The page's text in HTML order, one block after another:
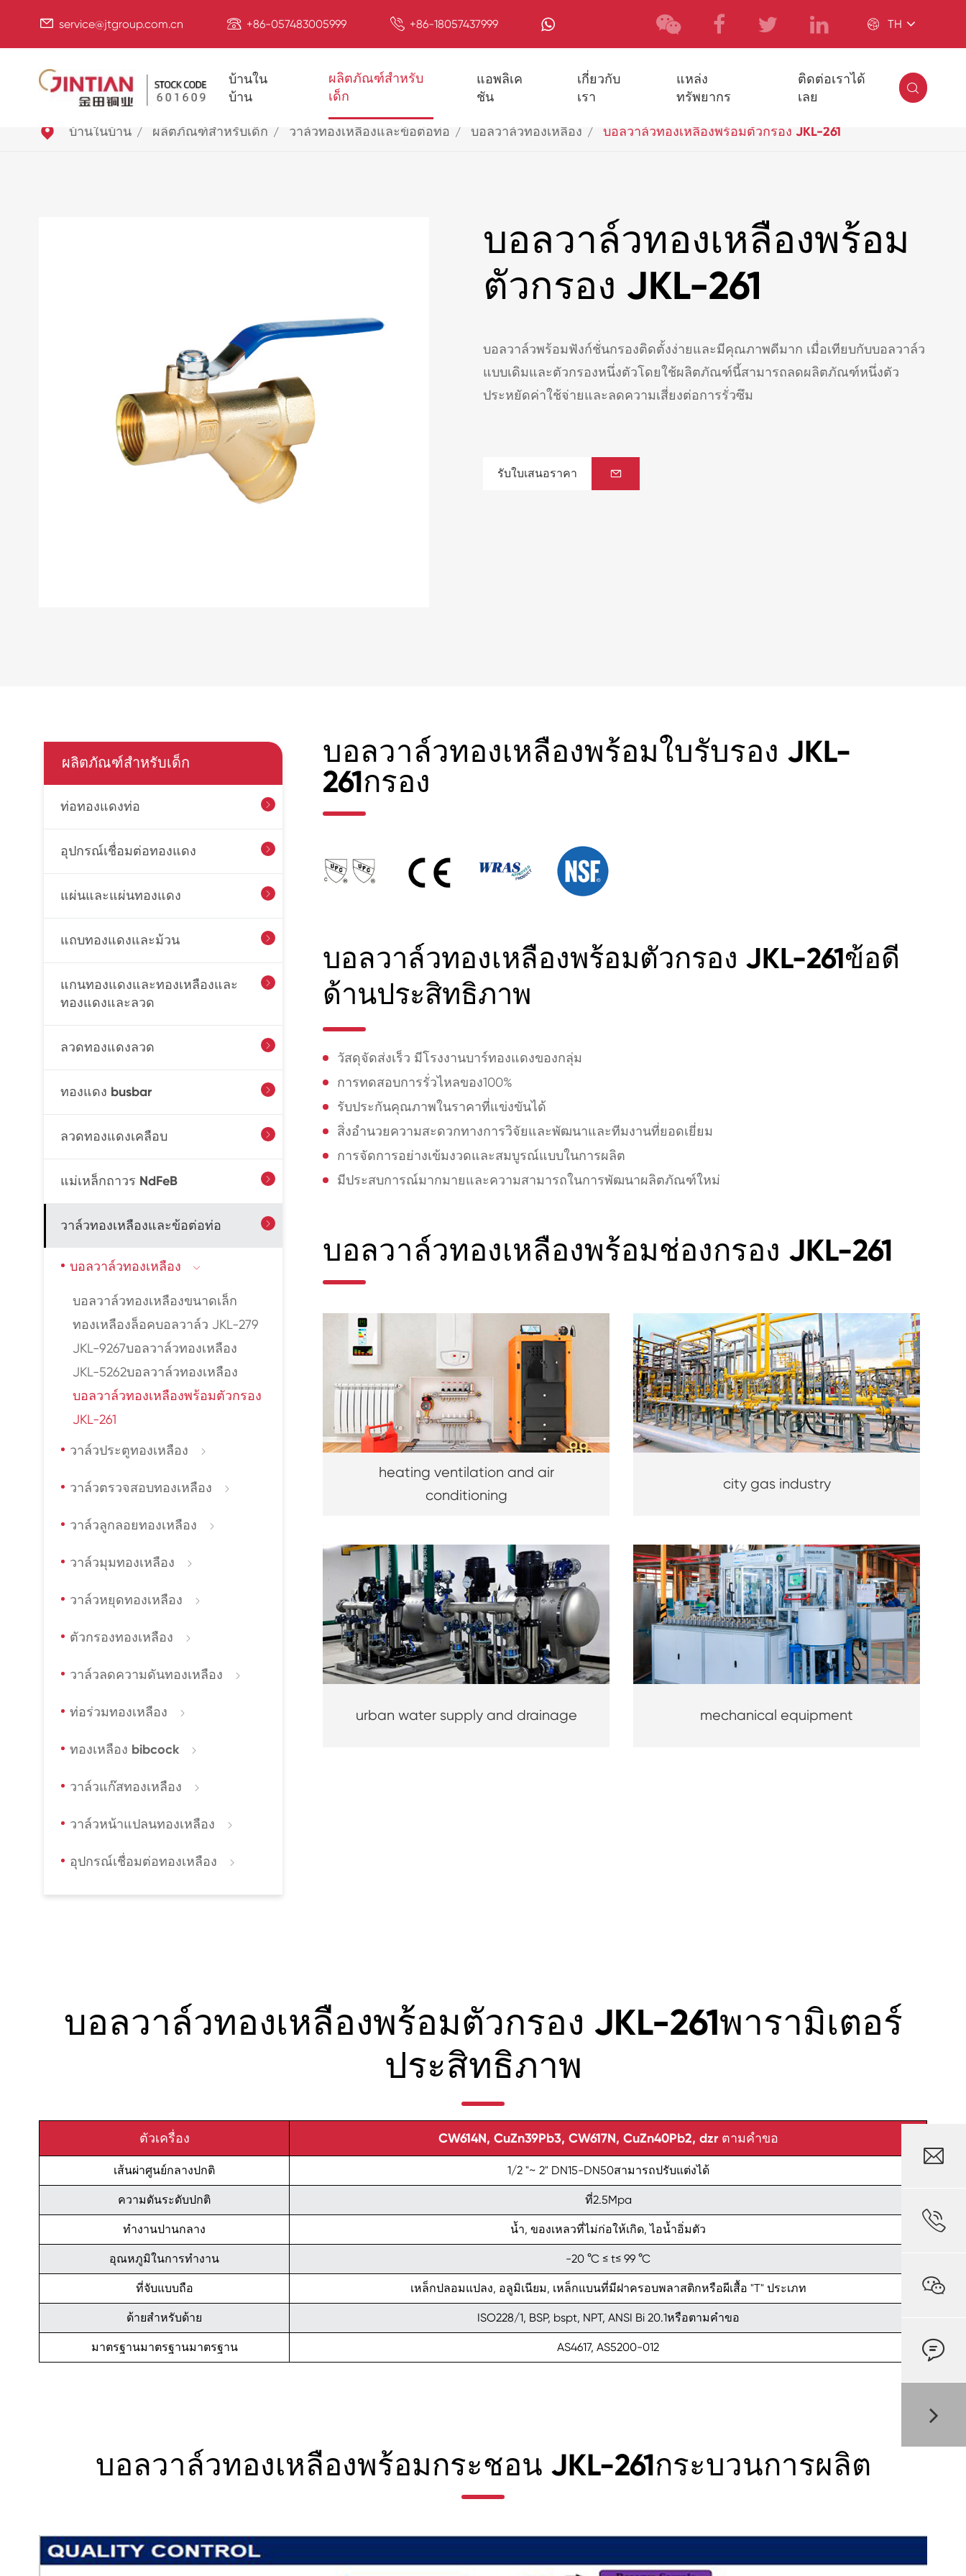
 service@jtgroup.com.cn  +86-057483005999  +86-18057437999  TH
บ้านใน
บ้าน
ผลิตภัณฑ์สำหรับ
เด็ก
แอพลิเค
ชัน
เกี่ยวกับ
เรา
แหล่ง
ทรัพยากร
ติดต่อเราได้
เลย

 บ้านในบ้าน ผลิตภัณฑ์สำหรับเด็ก วาล์วทองเหลืองและข้อต่อท่อ บอลวาล์วทองเหลือง บอลวาล์วทองเหลืองพร้อมตัวกรอง JKL-261
บอลวาล์วทองเหลืองพร้อม
ตัวกรอง JKL-261
บอลวาล์วพร้อมฟังก์ชั่นกรองติดตั้งง่ายและมีคุณภาพดีมาก เมื่อเทียบกับบอลวาล์ว
แบบเดิมและตัวกรองหนึ่งตัวโดยใช้ผลิตภัณฑ์นี้สามารถลดผลิตภัณฑ์หนึ่งตัว
ประหยัดค่าใช้จ่ายและลดความเสี่ยงต่อการรั่วซึม
รับใบเสนอราคา 
ผลิตภัณฑ์สำหรับเด็ก
ท่อทองแดงท่อ 
อุปกรณ์เชื่อมต่อทองแดง 
แผ่นและแผ่นทองแดง 
แถบทองแดงและม้วน 
แกนทองแดงและทองเหลืองและ
ทองแดงและลวด

ลวดทองแดงลวด 
ทองแดง busbar 
ลวดทองแดงเคลือบ 
แม่เหล็กถาวร NdFeB 
วาล์วทองเหลืองและข้อต่อท่อ 
บอลวาล์วทองเหลือง 
บอลวาล์วทองเหลืองขนาดเล็ก
ทองเหลืองล็อคบอลวาล์ว JKL-279
JKL-9267บอลวาล์วทองเหลือง
JKL-5262บอลวาล์วทองเหลือง
บอลวาล์วทองเหลืองพร้อมตัวกรอง
JKL-261
วาล์วประตูทองเหลือง 
วาล์วตรวจสอบทองเหลือง 
วาล์วลูกลอยทองเหลือง 
วาล์วมุมทองเหลือง 
วาล์วหยุดทองเหลือง 
ตัวกรองทองเหลือง 
วาล์วลดความดันทองเหลือง 
ท่อร่วมทองเหลือง 
ทองเหลือง bibcock 
วาล์วแก๊สทองเหลือง 
วาล์วหน้าแปลนทองเหลือง 
อุปกรณ์เชื่อมต่อทองเหลือง 
บอลวาล์วทองเหลืองพร้อมใบรับรอง JKL-
261กรอง
บอลวาล์วทองเหลืองพร้อมตัวกรอง JKL-261ข้อดี
ด้านประสิทธิภาพ
วัสดุจัดส่งเร็ว มีโรงงานบาร์ทองแดงของกลุ่ม
การทดสอบการรั่วไหลของ100%
รับประกันคุณภาพในราคาที่แข่งขันได้
สิ่งอำนวยความสะดวกทางการวิจัยและพัฒนาและทีมงานที่ยอดเยี่ยม
การจัดการอย่างเข้มงวดและสมบูรณ์แบบในการผลิต
มีประสบการณ์มากมายและความสามารถในการพัฒนาผลิตภัณฑ์ใหม่
บอลวาล์วทองเหลืองพร้อมช่องกรอง JKL-261
heating ventilation and air
conditioning
city gas industry
urban water supply and drainage mechanical equipment
บอลวาล์วทองเหลืองพร้อมตัวกรอง JKL-261พารามิเตอร์
ประสิทธิภาพ
ตัวเครื่อง CW614N, CuZn39Pb3, CW617N, CuZn40Pb2, dzr ตามคำขอ
เส้นผ่าศูนย์กลางปกติ 1/2 "~ 2" DN15-DN50สามารถปรับแต่งได้
ความดันระดับปกติ ที่2.5Mpa
ทำงานปานกลาง น้ำ, ของเหลวที่ไม่ก่อให้เกิด, ไอน้ำอิ่มตัว
อุณหภูมิในการทำงาน -20 °C ≤ t≤ 99 °C
ที่จับแบบถือ เหล็กปลอมแปลง, อลูมิเนียม, เหล็กแบนที่มีฝาครอบพลาสติกหรือผีเสื้อ "T" ประเภท
ด้ายสำหรับด้าย ISO228/1, BSP, bspt, NPT, ANSI Bi 20.1หรือตามคำขอ
มาตรฐานมาตรฐานมาตรฐาน AS4617, AS5200-012
บอลวาล์วทองเหลืองพร้อมกระชอน JKL-261กระบวนการผลิต



